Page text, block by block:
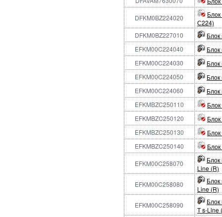
DFKM0BZ224020
С224)
DFKM0BZ227010
EFKM00C224040
EFKM00C224030
EFKM00C224050
EFKM00C224060
EFKMBZC250110
EFKMBZC250120
EFKMBZC250130
EFKMBZC250140
EFKM00C258070
Line (R)
EFKM00C258080
Line (R)
EFKM00C258090
Т s-Line